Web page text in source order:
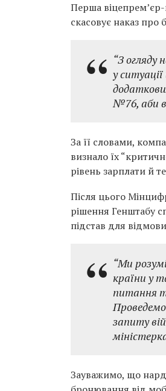
Перша
скасовує наказ про
“З огляду
у
№76, аби
За її словами,
визнало їх
рівень зарплати й
Після цього
рішення Генштабу
підстав для
“Ми
країни у
питання
запиту
Зауважимо, що